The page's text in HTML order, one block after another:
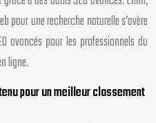
pour une recherche naturelle s’avère
avancés pour les professionnels du
ligne.
pour un meilleur classement